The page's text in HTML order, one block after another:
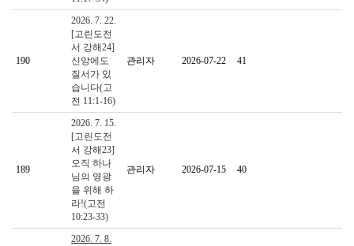
190
2026. 7. 22.
[고린도전
서 강해24]
신앙에도
질서가 있
습니다(고
전 11:1-16)
관리자 2026-07-22 41
189
2026. 7. 15.
[고린도전
서 강해23]
오직 하나
님의 영광
을 위해 하
라!(고전
10:23-33)
관리자 2026-07-15 40
2026. 7. 8.